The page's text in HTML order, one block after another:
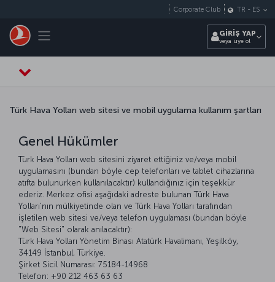
Toggle navigation
Corporate Club TR - ES
GİRİŞ YAP
veya üye ol
Türk Hava Yolları web sitesi ve mobil uygulama kullanım şartları
Genel Hükümler
Türk Hava Yolları web sitesini ziyaret ettiğiniz ve/veya mobil
uygulamasını (bundan böyle cep telefonları ve tablet cihazlarına
atıfta bulunurken kullanılacaktır) kullandığınız için teşekkür
ederiz. Merkez ofisi aşağıdaki adreste bulunan Türk Hava
Yolları'nın mülkiyetinde olan ve Türk Hava Yolları tarafından
işletilen web sitesi ve/veya telefon uygulaması (bundan böyle
"Web Sitesi" olarak anılacaktır):
Türk Hava Yolları Yönetim Binası Atatürk Havalimanı, Yeşilköy,
34149 İstanbul, Türkiye.
Şirket Sicil Numarası: 75184-14968
Telefon: +90 212 463 63 63